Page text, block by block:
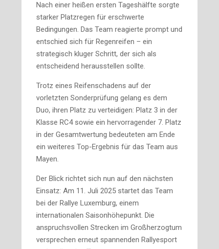
Nach einer heißen ersten Tageshälfte sorgte
starker Platzregen für erschwerte
Bedingungen. Das Team reagierte prompt und
entschied sich für Regenreifen – ein
strategisch kluger Schritt, der sich als
entscheidend herausstellen sollte.
Trotz eines Reifenschadens auf der
vorletzten Sonderprüfung gelang es dem
Duo, ihren Platz zu verteidigen: Platz 3 in der
Klasse RC4 sowie ein hervorragender 7. Platz
in der Gesamtwertung bedeuteten am Ende
ein weiteres Top-Ergebnis für das Team aus
Mayen.
Der Blick richtet sich nun auf den nächsten
Einsatz: Am 11. Juli 2025 startet das Team
bei der Rallye Luxemburg, einem
internationalen Saisonhöhepunkt. Die
anspruchsvollen Strecken im Großherzogtum
versprechen erneut spannenden Rallyesport